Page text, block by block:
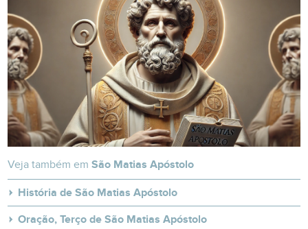
Veja também emSão Matias Apóstolo
História de São Matias Apóstolo
Oração, Terço de São Matias Apóstolo